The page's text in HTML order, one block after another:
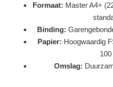
Formaat: Master A4+
Binding:
Papier: Hoogwaardig
100
Omslag: